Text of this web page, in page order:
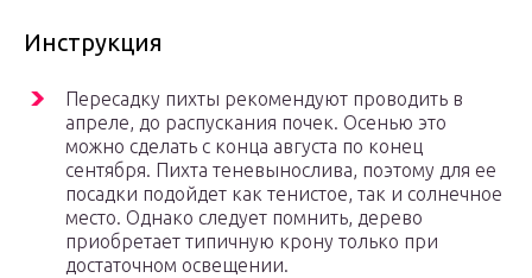
Инструкция
Пересадку пихты рекомендуют проводить в
апреле, до распускания почек. Осенью это
можно сделать с конца августа по конец
сентября. Пихта теневынослива, поэтому для ее
посадки подойдет как тенистое, так и солнечное
место. Однако следует помнить, дерево
приобретает типичную крону только при
достаточном освещении.